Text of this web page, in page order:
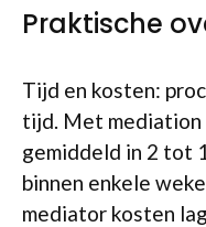
Praktische
Tijd en kosten:
tijd. Met mediation
gemiddeld in 2 tot
binnen enkele
mediator kosten